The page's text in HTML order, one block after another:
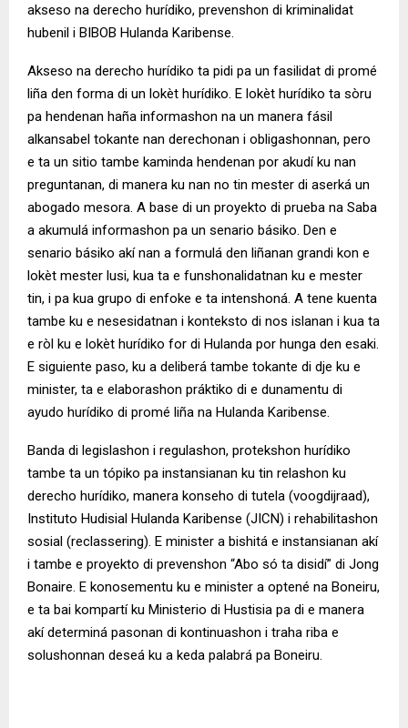
akseso na derecho hurídiko, prevenshon di kriminalidat
hubenil i BIBOB Hulanda Karibense.
Akseso na derecho hurídiko ta pidi pa un fasilidat di promé
liña den forma di un lokèt hurídiko. E lokèt hurídiko ta sòru
pa hendenan haña informashon na un manera fásil
alkansabel tokante nan derechonan i obligashonnan, pero
e ta un sitio tambe kaminda hendenan por akudí ku nan
preguntanan, di manera ku nan no tin mester di aserká un
abogado mesora. A base di un proyekto di prueba na Saba
a akumulá informashon pa un senario básiko. Den e
senario básiko akí nan a formulá den liñanan grandi kon e
lokèt mester lusi, kua ta e funshonalidatnan ku e mester
tin, i pa kua grupo di enfoke e ta intenshoná. A tene kuenta
tambe ku e nesesidatnan i konteksto di nos islanan i kua ta
e ròl ku e lokèt hurídiko for di Hulanda por hunga den esaki.
E siguiente paso, ku a deliberá tambe tokante di dje ku e
minister, ta e elaborashon práktiko di e dunamentu di
ayudo hurídiko di promé liña na Hulanda Karibense.
Banda di legislashon i regulashon, protekshon hurídiko
tambe ta un tópiko pa instansianan ku tin relashon ku
derecho hurídiko, manera konseho di tutela (voogdijraad),
Instituto Hudisial Hulanda Karibense (JICN) i rehabilitashon
sosial (reclassering). E minister a bishitá e instansianan akí
i tambe e proyekto di prevenshon “Abo só ta disidí” di Jong
Bonaire. E konosementu ku e minister a optené na Boneiru,
e ta bai kompartí ku Ministerio di Hustisia pa di e manera
akí determiná pasonan di kontinuashon i traha riba e
solushonnan deseá ku a keda palabrá pa Boneiru.